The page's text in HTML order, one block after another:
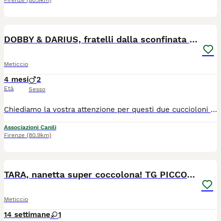
DOBBY & DARIUS, fratelli dalla sconfinata bontà!
Meticcio
4 mesi
Età
2
Sesso
Chiediamo la vostra attenzione per questi due cuccioloni estremamente sfortunati, invisibili, dimenticati. Darius e Dobby sono fratelli di quasi 5 mesi, tg media (20-22kg da adulti). Sono in rifugio dalla loro nascita, da tutta la vita. Ve lo immaginate cosa vuol dire? Crescere in un box, senza nessuno e senza niente. Senza conoscere il mondo, l'affetto, cosa vuol dire avere una casa sicura, sentirsi importanti. Se nessuno li noterà, è questo che li aspetta... una vita di solitudine e tristezza. E pensare che sono due cuccioli dolcissimi, affettuosi, con ancora una speranza e una voglia di vivere immensi. Hanno un carattere da 10 e lode, sono cani sereni e pacifici con tutto e tutti, tenerissimi e festosi con le persone ma anche con cani e gatti. Sono vivaci, giocherelloni, curiosi e vivaci, ma anche molto equilibrati e intelligenti, apprendono davvero in fretta e siamo certi che, se guidati, potrebbero fare grandi cose. Sappiamo che non sono i cuccioli piccolissimi, pelosoni e biondi che tutti desiderano, ma sono di una bontà assoluta, e speriamo che prima o poi qualcuno vada oltre alle cose superficiali e se ne accorga. - Ovviamente sono adottabili anche separatamente, la cosa più importante è toglierle dal canile. - Darius ha il nasino un pochino stortarello, ma è solo una questione estetica che speriamo non pregiudichi tutto il suo futuro... per noi questa peculiarità lo rende ancora più carino! Cercano casa in TOSCANA o al NORD ITALIA. Se siete interessati contattateci via WHATSAPP al 3890452494. Mandateci un messaggio di presentazione (raccontandoci un po' di voi, di dove vivrebbe il cucciolo scelto e della vita che farebbe in vostra compagnia). Vi richiameremo.
Associazioni Canili
Firenze (80.9km)
TARA, nanetta super coccolona! TG PICCOLA
Meticcio
14 settimane 1